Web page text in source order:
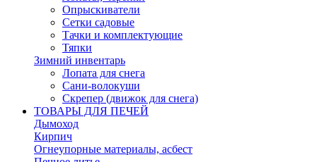
Опрыскиватели
Сетки садовые
Тачки и комплектующие
Тяпки
Зимний инвентарь
Лопата для снега
Сани-волокуши
Скрепер (движок для снега)
ТОВАРЫ ДЛЯ ПЕЧЕЙ
Дымоход
Кирпич
Огнеупорные материалы, асбест